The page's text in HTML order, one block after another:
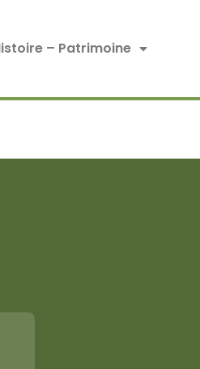
– Patrimoine